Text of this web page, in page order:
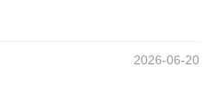
2026-06-20